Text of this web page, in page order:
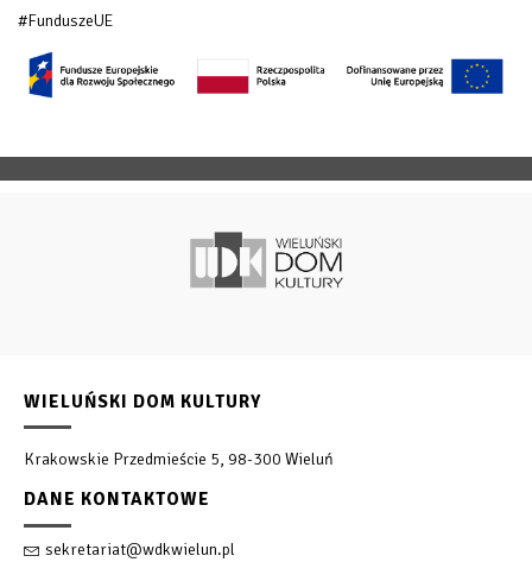
#FunduszeUE
WIELUŃSKI DOM KULTURY
Krakowskie Przedmieście 5, 98-300 Wieluń
DANE KONTAKTOWE
sekretariat@wdkwielun.pl